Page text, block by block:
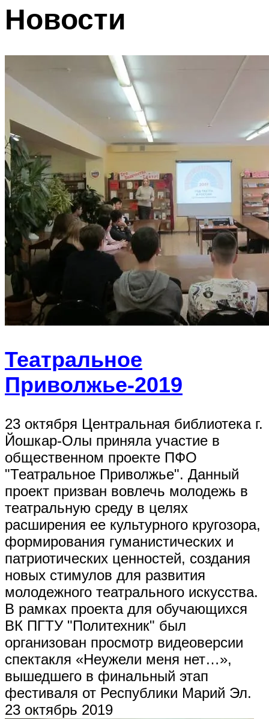
Новости
Театральное
Приволжье-2019
23 октября Центральная библиотека г.
Йошкар-Олы приняла участие в
общественном проекте ПФО
"Театральное Приволжье". Данный
проект призван вовлечь молодежь в
театральную среду в целях
расширения ее культурного кругозора,
формирования гуманистических и
патриотических ценностей, создания
новых стимулов для развития
молодежного театрального искусства.
В рамках проекта для обучающихся
ВК ПГТУ "Политехник" был
организован просмотр видеоверсии
спектакля «Неужели меня нет…»,
вышедшего в финальный этап
фестиваля от Республики Марий Эл.
23 октябрь 2019